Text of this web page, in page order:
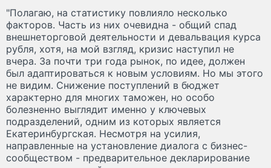
"Полагаю, на статистику повлияло несколько
факторов. Часть из них очевидна - общий спад
внешнеторговой деятельности и девальвация курса
рубля, хотя, на мой взгляд, кризис наступил не
вчера. За почти три года рынок, по идее, должен
был адаптироваться к новым условиям. Но мы этого
не видим. Снижение поступлений в бюджет
характерно для многих таможен, но особо
болезненно выглядит именно у ключевых
подразделений, одним из которых является
Екатеринбургская. Несмотря на усилия,
направленные на установление диалога с бизнес-
сообществом - предварительное декларирование